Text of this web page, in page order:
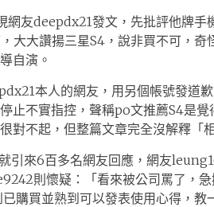
友deepdx21發文，先批評他牌手
大大讚揚三星S4，說非買不可，
自演。
本人的網友，用另個帳號發道
止不實指控，聲稱po文推薦S4是
對不起，但整篇文章完全沒解釋「
引來6百多名網友回應，網友
則懷疑：「看來被公司罵了，
購買並熟到可以發表使用心得，